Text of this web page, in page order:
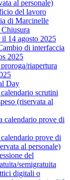
al personale)
del lavoro
di Marcinelle
14 agosto 2025
di interfaccia
2025
riapertura
Day
scrutini
(riservata al
calendario prove di
prove di
al personale)
del
semigratuita
digitali o